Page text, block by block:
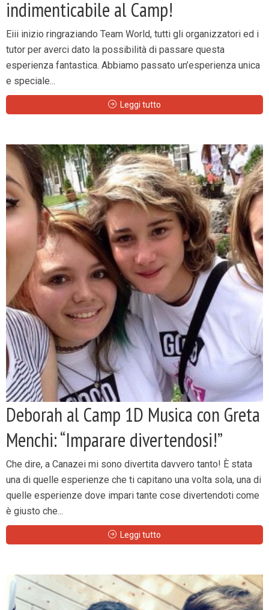
indimenticabile al Camp!
Eiii inizio ringraziando Team World, tutti gli organizzatori ed i
tutor per averci dato la possibilità di passare questa
esperienza fantastica. Abbiamo passato un’esperienza unica
e speciale...
Leggi tutto
Deborah al Camp 1D Musica con Greta
Menchi: “Imparare divertendosi!”
Che dire, a Canazei mi sono divertita davvero tanto! È stata
una di quelle esperienze che ti capitano una volta sola, una di
quelle esperienze dove impari tante cose divertendoti come
è giusto che...
Leggi tutto